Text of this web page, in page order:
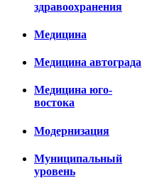
здравоохранения
Медицина
Медицина автограда
Медицина юго-
востока
Модернизация
Муниципальный
уровень